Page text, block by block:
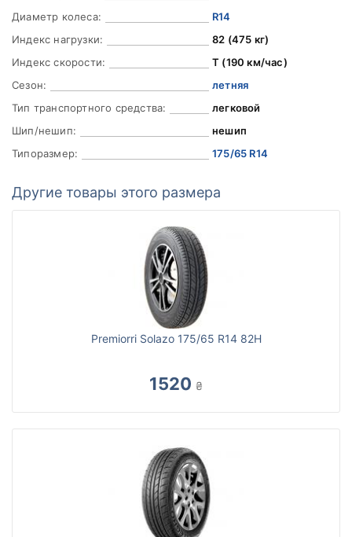
Диаметр колеса:
R14
Индекс нагрузки:
82 (475 кг)
Индекс скорости:
T (190 км/час)
Сезон:
летняя
Тип транспортного средства:
легковой
Шип/нешип:
нешип
Типоразмер:
175/65 R14
Другие товары этого размера
Premiorri Solazo 175/65 R14 82H
1520 ₴